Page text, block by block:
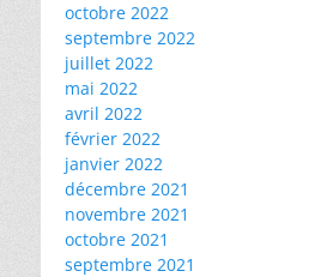
octobre 2022
septembre 2022
juillet 2022
mai 2022
avril 2022
février 2022
janvier 2022
décembre 2021
novembre 2021
octobre 2021
septembre 2021